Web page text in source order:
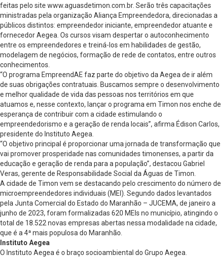
feitas pelo site www.aguasdetimon.com.br. Serão três capacitações
ministradas pela organização Aliança Empreendedora, direcionadas a
públicos distintos: empreendedor iniciante, empreendedor atuante e
fornecedor Aegea. Os cursos visam despertar o autoconhecimento
entre os empreendedores e treiná-los em habilidades de gestão,
modelagem de negócios, formação de rede de contatos, entre outros
conhecimentos.
“O programa EmpreendAE faz parte do objetivo da Aegea de ir além
de suas obrigações contratuais. Buscamos sempre o desenvolvimento
e melhor qualidade de vida das pessoas nos territórios em que
atuamos e, nesse contexto, lançar o programa em Timon nos enche de
esperança de contribuir com a cidade estimulando o
empreendedorismo e a geração de renda locais”, afirma Édison Carlos,
presidente do Instituto Aegea.
“O objetivo principal é proporcionar uma jornada de transformação que
vai promover prosperidade nas comunidades timonenses, a partir da
educação e geração de renda para a população”, destacou Gabriel
Veras, gerente de Responsabilidade Social da Águas de Timon.
A cidade de Timon vem se destacando pelo crescimento do número de
microempreendedores individuais (MEI). Segundo dados levantados
pela Junta Comercial do Estado do Maranhão – JUCEMA, de janeiro a
junho de 2023, foram formalizadas 620 MEIs no município, atingindo o
total de 18.522 novas empresas abertas nessa modalidade na cidade,
que é a 4ª mais populosa do Maranhão.
Instituto Aegea
O Instituto Aegea é o braço socioambiental do Grupo Aegea.